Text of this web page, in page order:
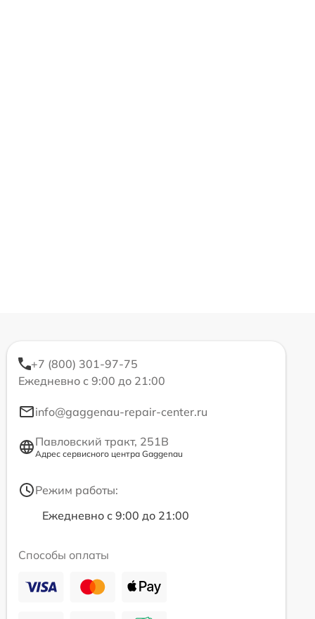
+7 (800) 301-97-75
Ежедневно с 9:00 до 21:00
info@gaggenau-repair-center.ru
Павловский тракт, 251В
Адрес сервисного центра Gaggenau
Режим работы:
Ежедневно с 9:00 до 21:00
Способы оплаты